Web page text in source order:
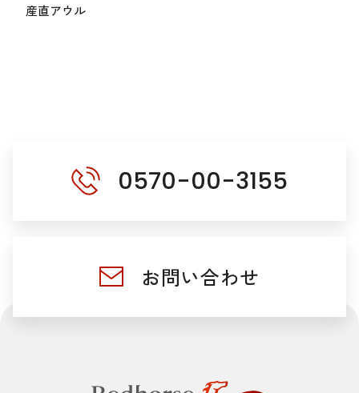
産直アウル
0570-00-3155
お問い合わせ